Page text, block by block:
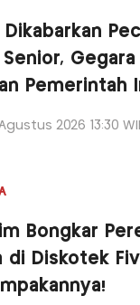
Dikabarkan
Gegara
Pemerintah
2026 13:30
Bongkar
di Diskotek